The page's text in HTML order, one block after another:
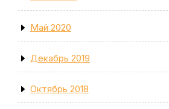
Май 2020
Декабрь 2019
Октябрь 2018